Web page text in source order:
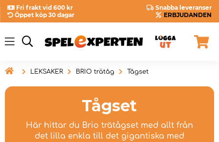
Fri frakt vid 600 kr
Snabba leveranser
Öppet köp 30 dagar
ERBJUDANDEN
 LEKSAKER BRIO trätåg Tågset
Tågset
Här hittar du Brio trätågset med allt från
det lilla enkla till det gigantiska med